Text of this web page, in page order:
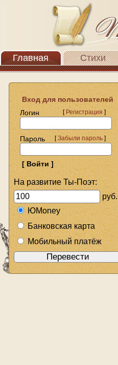
Главная Стихи
Вход для пользователей
Логин
[Регистрация]
Пароль [Забыли пароль]
На развитие Ты-Поэт:
руб.
ЮMoney
Банковская карта
Мобильный платёж